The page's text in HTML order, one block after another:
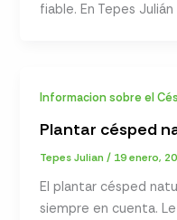
fiable. En Tepes
Informacion sobre el
Plantar césped
Tepes Julian/ 19 enero,
El plantar césped
siempre en cuenta.